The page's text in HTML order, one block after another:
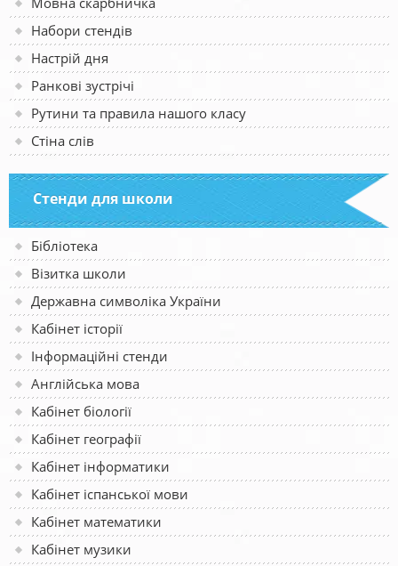
Набори стендів
Настрій дня
Ранкові зустрічі
Рутини та правила нашого класу
Стіна слів
Стенди для школи
Бібліотека
Візитка школи
Державна символіка України
Кабінет історії
Інформаційні стенди
Англійська мова
Кабінет біології
Кабінет географії
Кабінет інформатики
Кабінет іспанської мови
Кабінет математики
Кабінет музики